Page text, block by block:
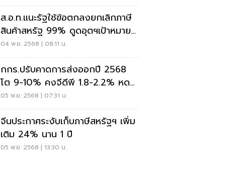
ส.อ.ท.แนะรัฐใช้ข้อตกลงยกเลิกภาษี
สินค้าสหรัฐ 99% ดูดอุตฯเป้าหมาย
ลงทุนไทย
04 พ.ย. 2568 | 08:11 น.
กกร.ปรับคาดการส่งออกปี 2568
โต 9-10% คงจีดีพี 1.8-2.2% หด
เงินเฟ้อ
05 พ.ย. 2568 | 07:31 น.
จีนประกาศระงับเก็บภาษีสหรัฐฯ เพิ่ม
เติม 24% นาน 1 ปี
05 พ.ย. 2568 | 13:30 น.